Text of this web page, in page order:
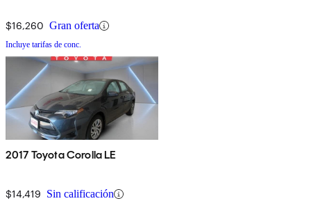
$16,260 Gran oferta
Incluye tarifas de conc.
2017 Toyota Corolla LE
$14,419 Sin calificación